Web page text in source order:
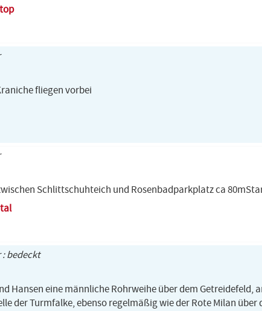
fliegen vorbei
Schlittschuhteich und Rosenbadparkplatz ca
: bedeckt
Hansen eine männliche Rohrweihe über dem Getreidefeld,
der Turmfalke, ebenso regelmäßig wie der Rote Milan über